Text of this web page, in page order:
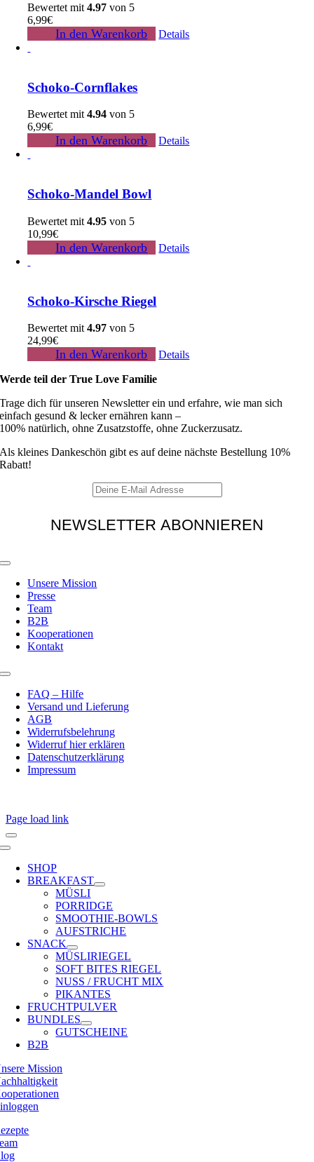
Bewertet mit4.97 von 5
6,99€
In den Warenkorb Details
Schoko-Cornflakes
Bewertet mit4.94 von 5
6,99€
In den Warenkorb Details
Schoko-Mandel Bowl
Bewertet mit4.95 von 5
10,99€
In den Warenkorb Details
Schoko-Kirsche Riegel
Bewertet mit4.97 von 5
24,99€
In den Warenkorb Details
Werde teil der True Love Familie
Trage dich für unseren Newsletter ein und erfahre, wie man sich
einfach gesund & lecker ernähren kann –
100% natürlich, ohne Zusatzstoffe, ohne Zuckerzusatz.
Als kleines Dankeschön gibt es auf deine nächste Bestellung 10%
Rabatt!
Toggle
NavigationUnsere Mission
Presse
Team
B2B
Kooperationen
Kontakt
Toggle
NavigationFAQ – Hilfe
Versand und Lieferung
AGB
Widerrufsbelehrung
Widerruf hier erklären
Datenschutzerklärung
Impressum
Page load link
Toggle
Navigation
SHOP
BREAKFAST
MÜSLI
PORRIDGE
SMOOTHIE-BOWLS
AUFSTRICHE
SNACK
MÜSLIRIEGEL
SOFT BITES RIEGEL
NUSS / FRUCHT MIX
PIKANTES
FRUCHTPULVER
BUNDLES
GUTSCHEINE
B2B
Mission